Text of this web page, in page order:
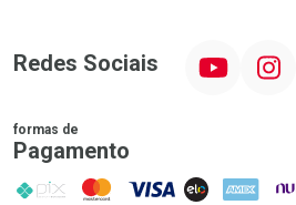
Redes Sociais
formas de
Pagamento
PIX MasterCard
VISA ELO AMEX